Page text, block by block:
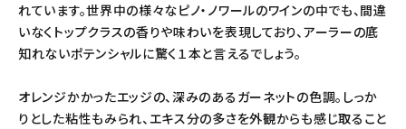
れています。世界中の様々なピノ・ノワールのワインの中でも、間違
いなくトップクラスの香りや味わいを表現しており、アーラーの底
知れないポテンシャルに驚く１本と言えるでしょう。
オレンジかかったエッジの、深みのあるガーネットの色調。しっか
りとした粘性もみられ、エキス分の多さを外観からも感じ取ること